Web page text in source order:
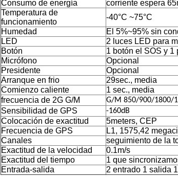
Consumo de energía
corriente espera
Temperatura de
funcionamiento
-40°C ~75°C
Humedad
El 5%~95% sin
LED
2 luces LED para
Botón
1 botón el SOS y 1
Micrófono
Opcional
Presidente
Opcional
Arranque en frio
29sec., media
Comienzo caliente
1 sec., media
frecuencia de 2G G/M
G/M 850/900/1800/
Sensibilidad de GPS -160dB
Colocación de exactitud
5meters, CEP
Frecuencia de GPS
L1, 1575,42
Canales
seguimiento de la
Exactitud de la velocidad
0.1m/s
Exactitud del tiempo
1 que
Entrada-salida
2 entrado 1 salida